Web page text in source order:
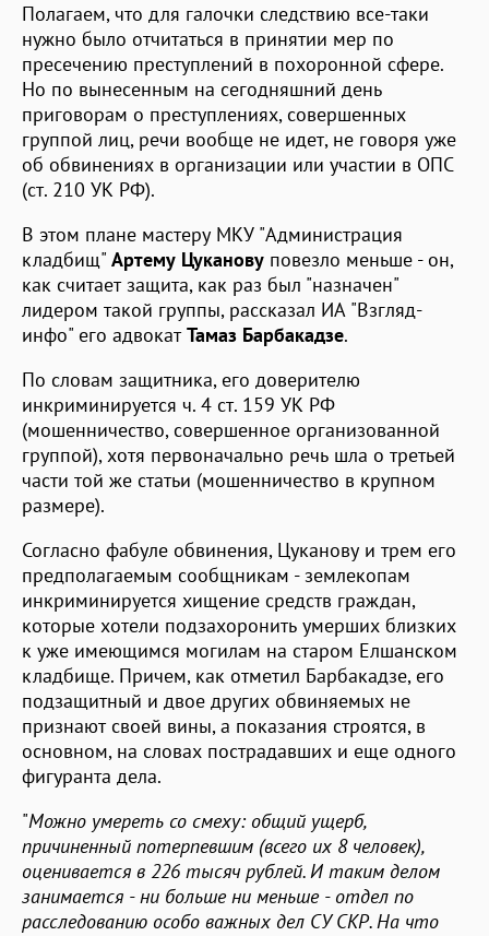
Полагаем, что для галочки следствию все-таки
нужно было отчитаться в принятии мер по
пресечению преступлений в похоронной сфере.
Но по вынесенным на сегодняшний день
приговорам о преступлениях, совершенных
группой лиц, речи вообще не идет, не говоря уже
об обвинениях в организации или участии в ОПС
(ст. 210 УК РФ).
В этом плане мастеру МКУ "Администрация
кладбищ" Артему Цуканову повезло меньше - он,
как считает защита, как раз был "назначен"
лидером такой группы, рассказал ИА "Взгляд-
инфо" его адвокатТамаз Барбакадзе.
По словам защитника, его доверителю
инкриминируется ч. 4 ст. 159 УК РФ
(мошенничество, совершенное организованной
группой), хотя первоначально речь шла о третьей
части той же статьи (мошенничество в крупном
размере).
Согласно фабуле обвинения, Цуканову и трем его
предполагаемым сообщникам - землекопам
инкриминируется хищение средств граждан,
которые хотели подзахоронить умерших близких
к уже имеющимся могилам на старом Елшанском
кладбище. Причем, как отметил Барбакадзе, его
подзащитный и двое других обвиняемых не
признают своей вины, а показания строятся, в
основном, на словах пострадавших и еще одного
фигуранта дела.
"Можно умереть со смеху: общий ущерб,
причиненный потерпевшим (всего их 8 человек),
оценивается в 226 тысяч рублей. И таким делом
занимается - ни больше ни меньше - отдел по
расследованию особо важных дел СУ СКР. На что